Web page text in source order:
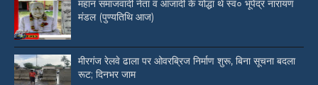
महान समाजवादी नेता व आजादी के योद्धा थे स्व० भूपेंद्र नारायण
मंडल (पुण्यतिथि आज)
मीरगंज रेलवे ढाला पर ओवरब्रिज निर्माण शुरू, बिना सूचना बदला
रूट; दिनभर जाम